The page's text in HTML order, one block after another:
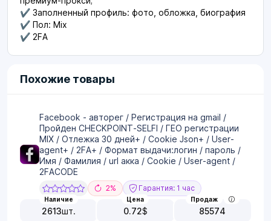
✔️ Заполненный профиль: фото, обложка, биография
✔️ Пол: Mix
✔️ 2FA
Похожие товары
Facebook - авторег / Регистрация на gmail /
Пройден CHECKPOINT-SELFI / ГЕО регистрации
MIX / Отлежка 30 дней+ / Cookie Json+ / User-
agent+ / 2FA+ / Формат выдачи:логин / пароль /
Имя / Фамилия / url акка / Cookie / User-agent /
2FACODE
2% Гарантия: 1 час
Наличие
2613шт.
Цена
0.72$
Продаж
85574